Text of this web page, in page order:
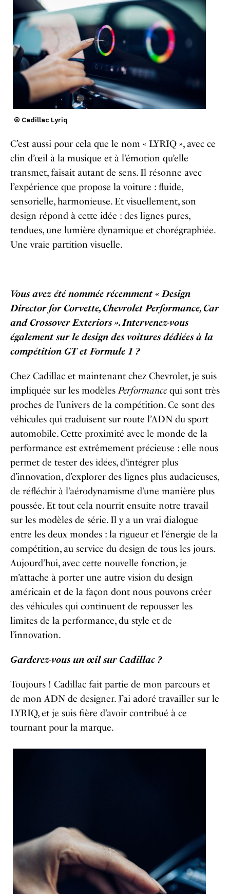
© Cadillac Lyriq
C’est aussi pour cela que le nom « LYRIQ », avec ce
clin d’œil à la musique et à l’émotion qu’elle
transmet, faisait autant de sens. Il résonne avec
l’expérience que propose la voiture : fluide,
sensorielle, harmonieuse. Et visuellement, son
design répond à cette idée : des lignes pures,
tendues, une lumière dynamique et chorégraphiée.
Une vraie partition visuelle.
Vous avez été nommée récemment « Design
Director for Corvette, Chevrolet Performance, Car
and Crossover Exteriors ». Intervenez-vous
également sur le design des voitures dédiées à la
compétition GT et Formule 1 ?
Chez Cadillac et maintenant chez Chevrolet, je suis
impliquée sur les modèlesPerformance qui sont très
proches de l’univers de la compétition. Ce sont des
véhicules qui traduisent sur route l’ADN du sport
automobile. Cette proximité avec le monde de la
performance est extrêmement précieuse : elle nous
permet de tester des idées, d’intégrer plus
d’innovation, d’explorer des lignes plus audacieuses,
de réfléchir à l’aérodynamisme d’une manière plus
poussée. Et tout cela nourrit ensuite notre travail
sur les modèles de série. Il y a un vrai dialogue
entre les deux mondes : la rigueur et l’énergie de la
compétition, au service du design de tous les jours.
Aujourd’hui, avec cette nouvelle fonction, je
m’attache à porter une autre vision du design
américain et de la façon dont nous pouvons créer
des véhicules qui continuent de repousser les
limites de la performance, du style et de
l’innovation.
Garderez-vous un œil sur Cadillac ?
Toujours ! Cadillac fait partie de mon parcours et
de mon ADN de designer. J’ai adoré travailler sur le
LYRIQ, et je suis fière d’avoir contribué à ce
tournant pour la marque.